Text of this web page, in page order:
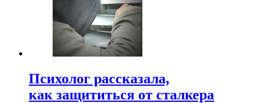
Психолог рассказала,
как защититься от сталкера